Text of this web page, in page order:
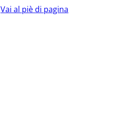
Vai al piè di pagina